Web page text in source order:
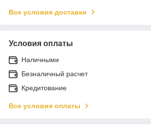
Все условия доставки
Условия оплаты
Наличными
Безналичный расчет
Кредитование
Все условия оплаты